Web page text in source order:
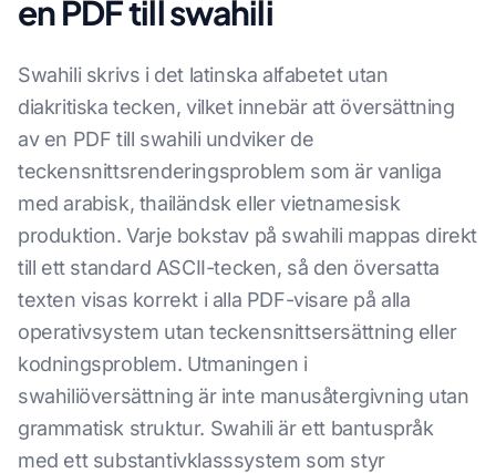
en PDF till swahili
Swahili skrivs i det latinska alfabetet utan
diakritiska tecken, vilket innebär att översättning
av en PDF till swahili undviker de
teckensnittsrenderingsproblem som är vanliga
med arabisk, thailändsk eller vietnamesisk
produktion. Varje bokstav på swahili mappas direkt
till ett standard ASCII-tecken, så den översatta
texten visas korrekt i alla PDF-visare på alla
operativsystem utan teckensnittsersättning eller
kodningsproblem. Utmaningen i
swahiliöversättning är inte manusåtergivning utan
grammatisk struktur. Swahili är ett bantuspråk
med ett substantivklasssystem som styr